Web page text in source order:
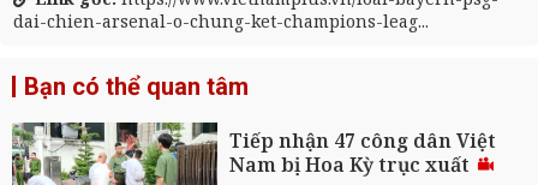
dai-chien-arsenal-o-chung-ket-champions-leag...
Bạn có thể quan tâm
Tiếp nhận 47 công dân Việt
Nam bị Hoa Kỳ trục xuất